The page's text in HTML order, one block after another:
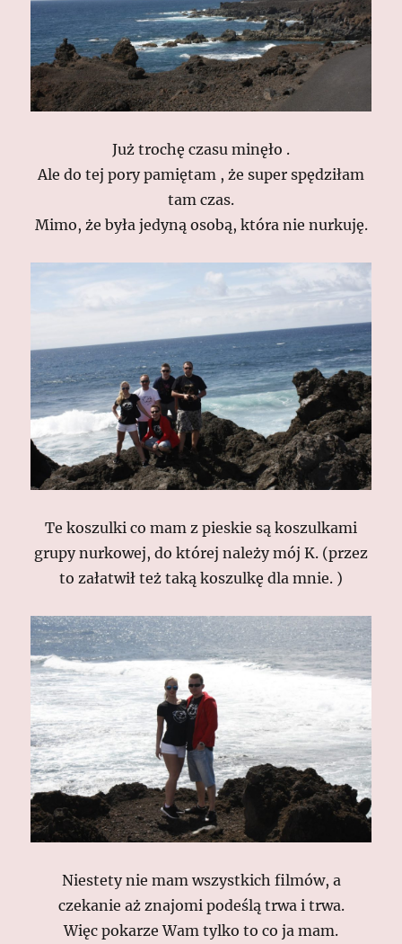
Już trochę czasu minęło .
Ale do tej pory pamiętam , że super spędziłam
tam czas.
Mimo, że była jedyną osobą, która nie nurkuję.
Te koszulki co mam z pieskie są koszulkami
grupy nurkowej, do której należy mój K. (przez
to załatwił też taką koszulkę dla mnie. )
Niestety nie mam wszystkich filmów, a
czekanie aż znajomi podeślą trwa i trwa.
Więc pokarze Wam tylko to co ja mam.